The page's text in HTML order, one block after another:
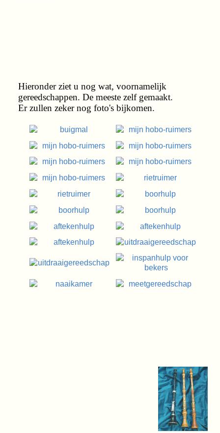
Hieronder ziet u nog wat, voornamelijk
gereedschappen. De meeste zelf gemaakt.
Er zullen zeker nog foto's bijkomen.